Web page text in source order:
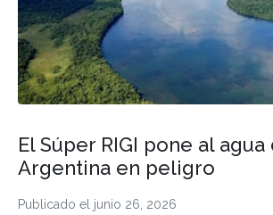
Publicado el junio 26, 2026
El Súper RIGI pone al agua
Argentina en peligro